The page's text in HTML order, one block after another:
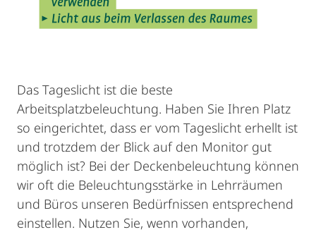
Das Tageslicht ist die beste
Arbeitsplatzbeleuchtung. Haben Sie Ihren Platz
so eingerichtet, dass er vom Tageslicht erhellt ist
und trotzdem der Blick auf den Monitor gut
möglich ist? Bei der Deckenbeleuchtung können
wir oft die Beleuchtungsstärke in Lehrräumen
und Büros unseren Bedürfnissen entsprechend
einstellen. Nutzen Sie, wenn vorhanden,